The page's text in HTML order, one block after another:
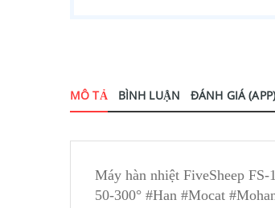
MÔ TẢ BÌNH LUẬN ĐÁNH GIÁ (APP)
Máy hàn nhiệt FiveSheep
50-300° #Han #Mocat